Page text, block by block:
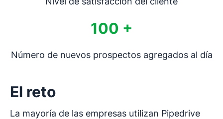
100 +
Número de nuevos prospectos agregados al día
El reto
La mayoría de las empresas utilizan Pipedrive